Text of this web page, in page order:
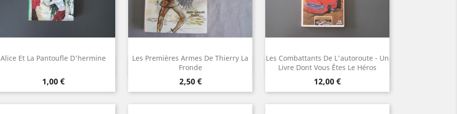
Alice Et La Pantoufle D'hermine
Prix
1,00 €
Les Premières Armes De Thierry La
Fronde
Prix
2,50 €
Aperçu rapide
Les Combattants De L'autoroute - Un
Livre Dont Vous Êtes Le Héros
Prix
12,00 €
Aperçu rapide